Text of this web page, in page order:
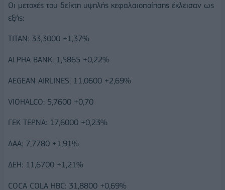
Οι μετοχές του δείκτη υψηλής κεφαλαιοποίησης έκλεισαν ως
εξής:
ΤΙΤΑΝ: 33,3000 +1,37%
ALPHA BANK: 1,5865 +0,22%
AEGEAN AIRLINES: 11,0600 +2,69%
VIOHALCO: 5,7600 +0,70
ΓΕΚ ΤΕΡΝΑ: 17,6000 +0,23%
ΔΑΑ: 7,7780 +1,91%
ΔΕΗ: 11,6700 +1,21%
COCA COLA HBC: 31,8800 +0,69%